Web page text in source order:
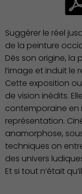
Suggérer le réel
de la peinture
Dès son origine,
l’image et induit le
Cette exposition
de vision inédits.
contemporaine en
représentation.
anamorphose,
techniques on
des univers
Et si tout n’était